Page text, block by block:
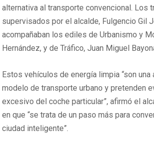
alternativa al transporte convencional. Los
supervisados por el alcalde, Fulgencio Gil
acompañaban los ediles de Urbanismo y
Hernández, y de Tráfico, Juan Miguel
Estos vehículos de energía limpia “son una
modelo de transporte urbano y pretenden
excesivo del coche particular”, afirmó el
en que “se trata de un paso más para
ciudad inteligente”.